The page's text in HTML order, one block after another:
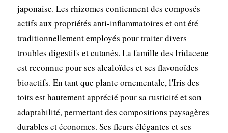
japonaise. Les rhizomes contiennent des composés
actifs aux propriétés anti-inflammatoires et ont été
traditionnellement employés pour traiter divers
troubles digestifs et cutanés. La famille des Iridaceae
est reconnue pour ses alcaloïdes et ses flavonoïdes
bioactifs. En tant que plante ornementale, l'Iris des
toits est hautement apprécié pour sa rusticité et son
adaptabilité, permettant des compositions paysagères
durables et économes. Ses fleurs élégantes et ses